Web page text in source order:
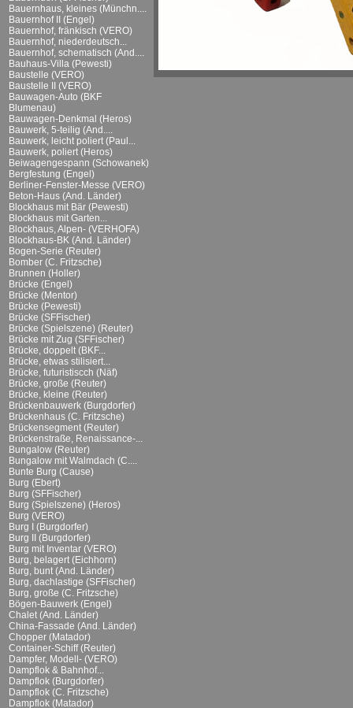
Bauernhaus, kleines (Münchn....
Bauernhof II (Engel)
Bauernhof, fränkisch (VERO)
Bauernhof, niederdeutsch...
Bauernhof, schematisch (And....
Bauhaus-Villa (Pewesti)
Baustelle (VERO)
Baustelle II (VERO)
Bauwagen-Auto (BKF
Blumenau)
Bauwagen-Denkmal (Heros)
Bauwerk, 5-teilig (And....
Bauwerk, leicht poliert (Paul...
Bauwerk, poliert (Heros)
Beiwagengespann (Schowanek)
Bergfestung (Engel)
Berliner-Fenster-Messe (VERO)
Beton-Haus (And. Länder)
Blockhaus mit Bär (Pewesti)
Blockhaus mit Garten...
Blockhaus, Alpen- (VERHOFA)
Blockhaus-BK (And. Länder)
Bogen-Serie (Reuter)
Bomber (C. Fritzsche)
Brunnen (Holler)
Brücke (Engel)
Brücke (Mentor)
Brücke (Pewesti)
Brücke (SFFischer)
Brücke (Spielszene) (Reuter)
Brücke mit Zug (SFFischer)
Brücke, doppelt (BKF...
Brücke, etwas stilisiert...
Brücke, futuristiscch (Näf)
Brücke, große (Reuter)
Brücke, kleine (Reuter)
Brückenbauwerk (Burgdorfer)
Brückenhaus (C. Fritzsche)
Brückensegment (Reuter)
Brückenstraße, Renaissance-...
Bungalow (Reuter)
Bungalow mit Walmdach (C....
Bunte Burg (Cause)
Burg (Ebert)
Burg (SFFischer)
Burg (Spielszene) (Heros)
Burg (VERO)
Burg I (Burgdorfer)
Burg II (Burgdorfer)
Burg mit Inventar (VERO)
Burg, belagert (Eichhorn)
Burg, bunt (And. Länder)
Burg, dachlastige (SFFischer)
Burg, große (C. Fritzsche)
Bögen-Bauwerk (Engel)
Chalet (And. Länder)
China-Fassade (And. Länder)
Chopper (Matador)
Container-Schiff (Reuter)
Dampfer, Modell- (VERO)
Dampflok & Bahnhof...
Dampflok (Burgdorfer)
Dampflok (C. Fritzsche)
Dampflok (Matador)